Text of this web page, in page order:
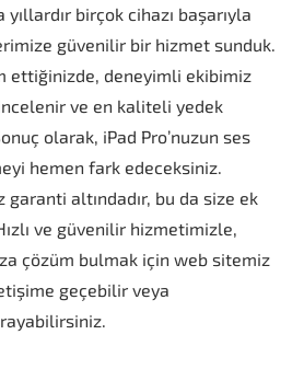
yıllardır birçok cihazı başarıyla
güvenilir bir hizmet sunduk.
ettiğinizde, deneyimli ekibimiz
ve en kaliteli yedek
olarak, iPad Pro’nuzun ses
hemen fark edeceksiniz.
garanti altındadır, bu da size ek
ve güvenilir hizmetimizle,
çözüm bulmak için web sitemiz
geçebilir veya